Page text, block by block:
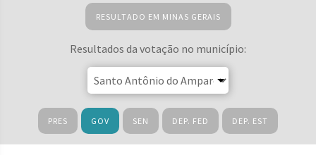
RESULTADO EM MINAS GERAIS
Resultados da votação no município:
PRES GOV SEN DEP. FED DEP. EST